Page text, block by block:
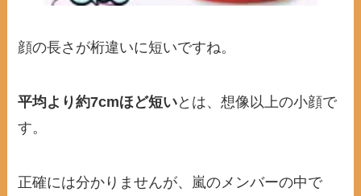
顔の長さが桁違いに短いですね。
平均より約7cmほど短いとは、想像以上の小顔で
す。
正確には分かりませんが、嵐のメンバーの中で